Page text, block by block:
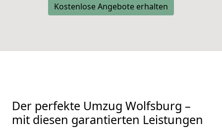
Kostenlose Angebote erhalten
Der perfekte Umzug Wolfsburg –
mit diesen garantierten Leistungen